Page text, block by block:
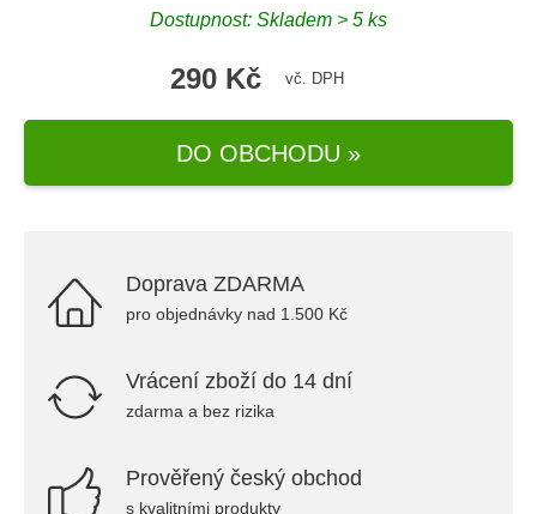
Dostupnost: Skladem > 5 ks
290 Kč vč. DPH
DO OBCHODU »
Doprava ZDARMA
pro objednávky nad 1.500 Kč
Vrácení zboží do 14 dní
zdarma a bez rizika
Prověřený český obchod
s kvalitními produkty